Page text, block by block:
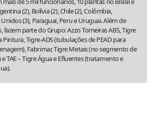
(2), Bolívia (2), Chile (2), Colômbia,
(3), Paraguai, Peru e Uruguai. Além de
fazem parte do Grupo: Azzo Torneiras ABS, Tigre
Tigre-ADS (tubulações de PEAD para
Fabrimar, Tigre Metais (no segmento de
TAE – Tigre Água e Efluentes (tratamento e